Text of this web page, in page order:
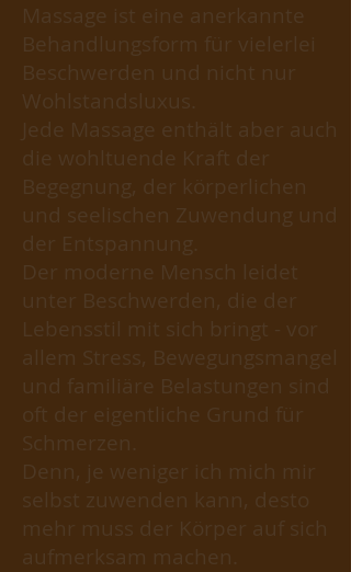
Massage ist eine anerkannte
Behandlungsform für vielerlei
Beschwerden und nicht nur
Wohlstandsluxus.
Jede Massage enthält aber auch
die wohltuende Kraft der
Begegnung, der körperlichen
und seelischen Zuwendung und
der Entspannung.
Der moderne Mensch leidet
unter Beschwerden, die der
Lebensstil mit sich bringt - vor
allem Stress, Bewegungsmangel
und familiäre Belastungen sind
oft der eigentliche Grund für
Schmerzen.
Denn, je weniger ich mich mir
selbst zuwenden kann, desto
mehr muss der Körper auf sich
aufmerksam machen.